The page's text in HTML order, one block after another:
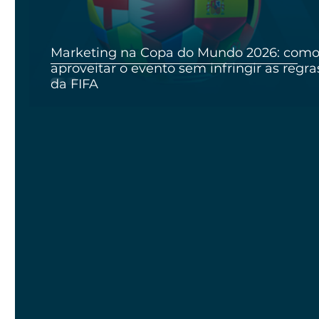
Marketing na Copa do Mundo 2026:
aproveitar o evento sem infringir as
da FIFA